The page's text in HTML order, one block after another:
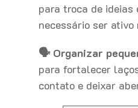
para troca de
necessário ser
🗣 Organizar
para fortalecer
contato e deixar